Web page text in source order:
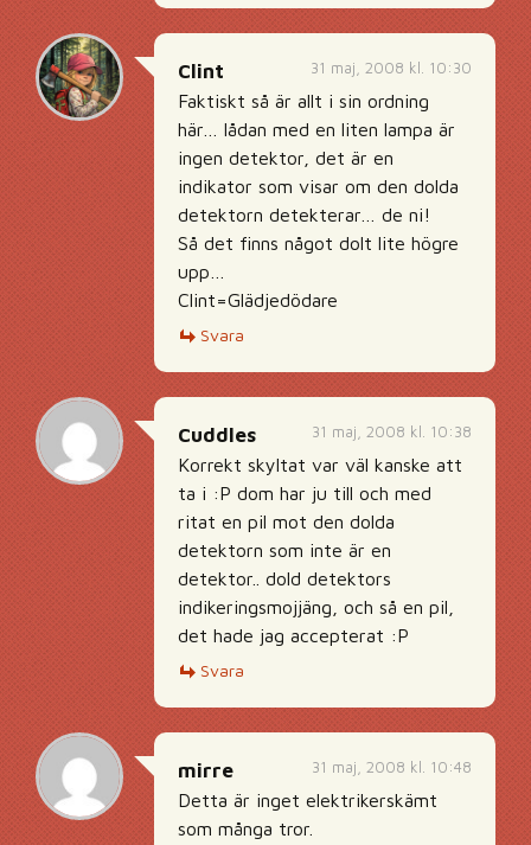
31 maj, 2008 kl. 10:30
Clint
Faktiskt så är allt i sin ordning
här… lådan med en liten lampa är
ingen detektor, det är en
indikator som visar om den dolda
detektorn detekterar… de ni!
Så det finns något dolt lite högre
upp…
Clint=Glädjedödare
Svara
31 maj, 2008 kl. 10:38
Cuddles
Korrekt skyltat var väl kanske att
ta i :P dom har ju till och med
ritat en pil mot den dolda
detektorn som inte är en
detektor.. dold detektors
indikeringsmojjäng, och så en pil,
det hade jag accepterat :P
Svara
31 maj, 2008 kl. 10:48
mirre
Detta är inget elektrikerskämt
som många tror.